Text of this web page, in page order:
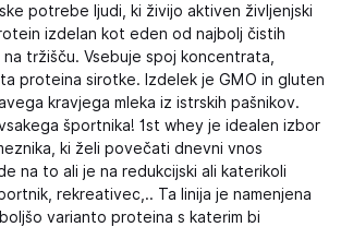
potrebe ljudi, ki živijo aktiven življenjski
izdelan kot eden od najbolj čistih
tržišču. Vsebuje spoj koncentrata,
proteina sirotke. Izdelek je GMO in gluten
kravjega mleka iz istrskih pašnikov.
športnika! 1st whey je idealen izbor
ki želi povečati dnevni vnos
na to ali je na redukcijski ali katerikoli
rekreativec,.. Ta linija je namenjena
varianto proteina s katerim bi